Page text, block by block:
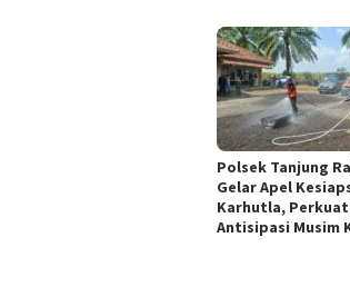
Polsek Tanjung
Gelar Apel
Karhutla,
Antisipasi Musim